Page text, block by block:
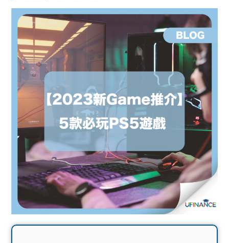
貸款
機
學生
故事
分享
大學
生學
Blog
生筍
工推
介
搵工
Gui
常見
問題
學生
福利
uFina
nce
校園
聯絡
我們